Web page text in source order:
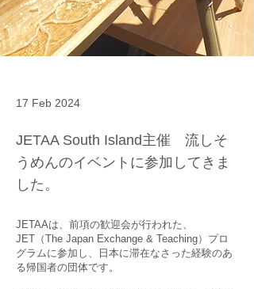
17 Feb 2024
JETAA South Island主催 流しそ
うめんのイベントに参加してきま
した。
JETAAは、前項の歓迎会が行われた、
JET（The Japan Exchange & Teaching）プロ
グラムに参加し、日本に滞在なさった経験のあ
る帰国者の団体です。